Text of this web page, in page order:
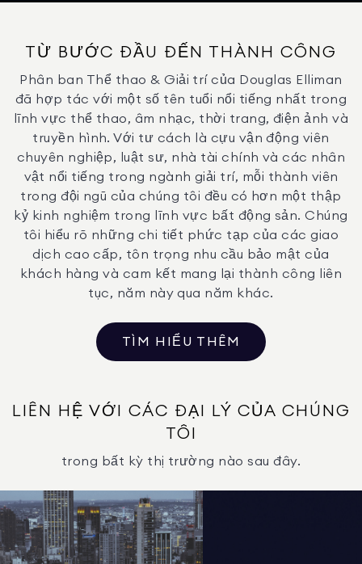
TỪ BƯỚC ĐẦU ĐẾN THÀNH CÔNG
Phân ban Thể thao & Giải trí của Douglas Elliman
đã hợp tác với một số tên tuổi nổi tiếng nhất trong
lĩnh vực thể thao, âm nhạc, thời trang, điện ảnh và
truyền hình. Với tư cách là cựu vận động viên
chuyên nghiệp, luật sư, nhà tài chính và các nhân
vật nổi tiếng trong ngành giải trí, mỗi thành viên
trong đội ngũ của chúng tôi đều có hơn một thập
kỷ kinh nghiệm trong lĩnh vực bất động sản. Chúng
tôi hiểu rõ những chi tiết phức tạp của các giao
dịch cao cấp, tôn trọng nhu cầu bảo mật của
khách hàng và cam kết mang lại thành công liên
tục, năm này qua năm khác.
TÌM HIỂU THÊM
LIÊN HỆ VỚI CÁC ĐẠI LÝ CỦA CHÚNG
TÔI
trong bất kỳ thị trường nào sau đây.